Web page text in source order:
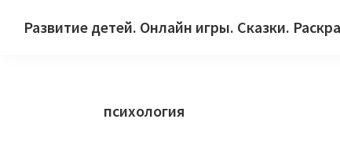
Развитие детей. Онлайн игры. Сказки.
психология